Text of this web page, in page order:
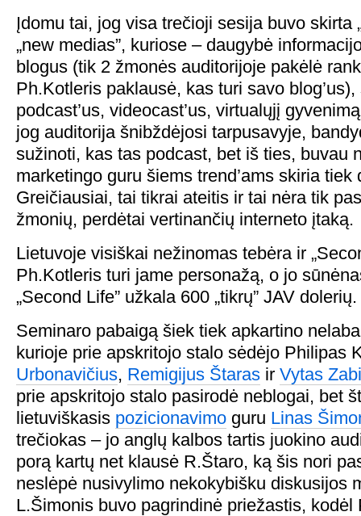
Įdomu tai, jog visa trečioji sesija buvo skirta
„new medias”, kuriose – daugybė
blogus (tik 2 žmonės auditorijoje pakėlė
Ph.Kotleris paklausė, kas turi savo
podcast’us, videocast’us, virtualųjį
jog auditorija šnibždėjosi tarpusavyje,
sužinoti, kas tas podcast, bet iš ties, buvau
marketingo guru šiems trend’ams skiria tiek
Greičiausiai, tai tikrai ateitis ir tai nėra tik
žmonių, perdėtai vertinančių interneto įtaką.
Lietuvoje visiškai nežinomas tebėra ir
Ph.Kotleris turi jame personažą, o jo
„Second Life” užkala 600 „tikrų” JAV dolerių.
Seminaro pabaigą šiek tiek apkartino
kurioje prie apskritojo stalo sėdėjo Philipas
Urbonavičius, Remigijus Štaras ir Vytas
prie apskritojo stalo pasirodė neblogai, bet
lietuviškasis pozicionavimo guru Linas
trečiokas – jo anglų kalbos tartis juokino
porą kartų net klausė R.Štaro, ką šis nori
neslėpė nusivylimo nekokybišku diskusijos
L.Šimonis buvo pagrindinė priežastis, kodėl